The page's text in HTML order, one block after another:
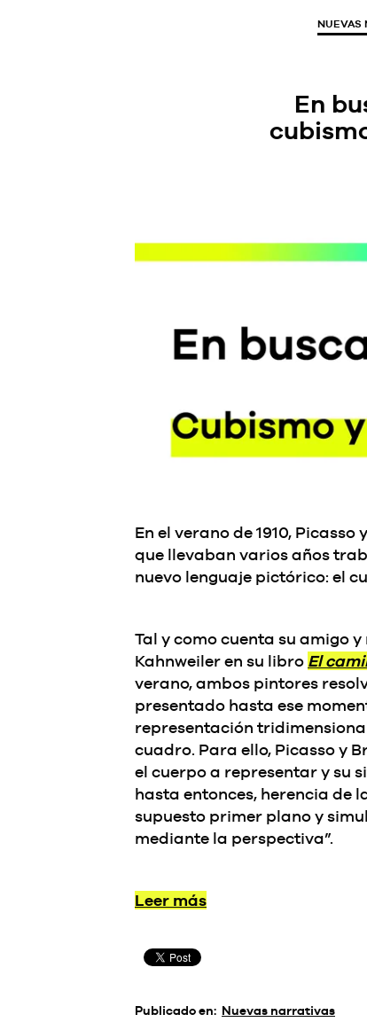
NUEVAS
En
En el verano de 1910,
que llevaban varios años
nuevo lenguaje pictórico: el
Tal y como cuenta su amigo
Kahnweiler en su libro El
verano, ambos pintores
presentado hasta ese
representación
cuadro. Para ello, Picasso y
el cuerpo a representar y su
hasta entonces, herencia de
supuesto primer plano y
mediante la perspectiva”.
Leer más
Publicado en: Nuevas narrativas